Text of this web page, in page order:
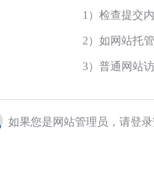
1）检查提交
2）如网站托
3）普通网站
如果您是网站管理员，请登